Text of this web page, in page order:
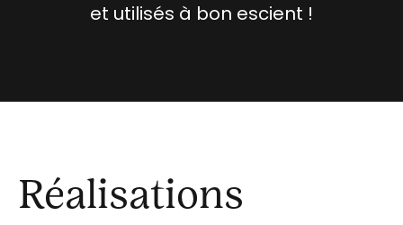
et utilisés à bon escient !
Réalisations